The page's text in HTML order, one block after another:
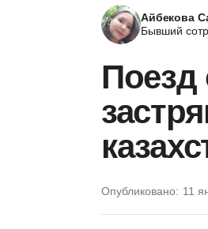
Айбекова
Бывший
Опубликовано: 11